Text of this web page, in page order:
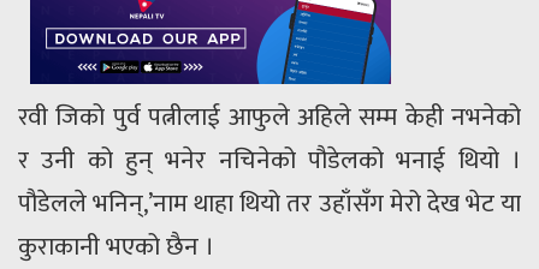
रवी जिको पुर्व पत्नीलाई आफुले अहिले सम्म केही नभनेको
र उनी को हुन् भनेर नचिनेको पौडेलको भनाई थियो ।
पौडेलले भनिन्,’नाम थाहा थियो तर उहाँसँग मेरो देख भेट या
कुराकानी भएको छैन ।